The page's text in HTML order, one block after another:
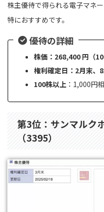
株主優待で得られる電子マネ
特におすすめです。
優待の詳細
株価：268,400 円（
権利確定日：2月末、
100株以上 ：1,000円
第3位：サンマルク
（3395）